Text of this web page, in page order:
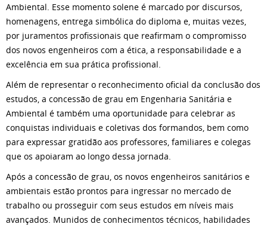
Ambiental. Esse momento solene é marcado por discursos,
homenagens, entrega simbólica do diploma e, muitas vezes,
por juramentos profissionais que reafirmam o compromisso
dos novos engenheiros com a ética, a responsabilidade e a
excelência em sua prática profissional.
Além de representar o reconhecimento oficial da conclusão dos
estudos, a concessão de grau em Engenharia Sanitária e
Ambiental é também uma oportunidade para celebrar as
conquistas individuais e coletivas dos formandos, bem como
para expressar gratidão aos professores, familiares e colegas
que os apoiaram ao longo dessa jornada.
Após a concessão de grau, os novos engenheiros sanitários e
ambientais estão prontos para ingressar no mercado de
trabalho ou prosseguir com seus estudos em níveis mais
avançados. Munidos de conhecimentos técnicos, habilidades